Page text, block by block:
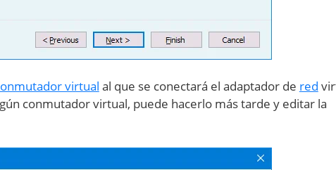
virtual al que se conectará el adaptador de red
conmutador virtual, puede hacerlo más tarde y editar la